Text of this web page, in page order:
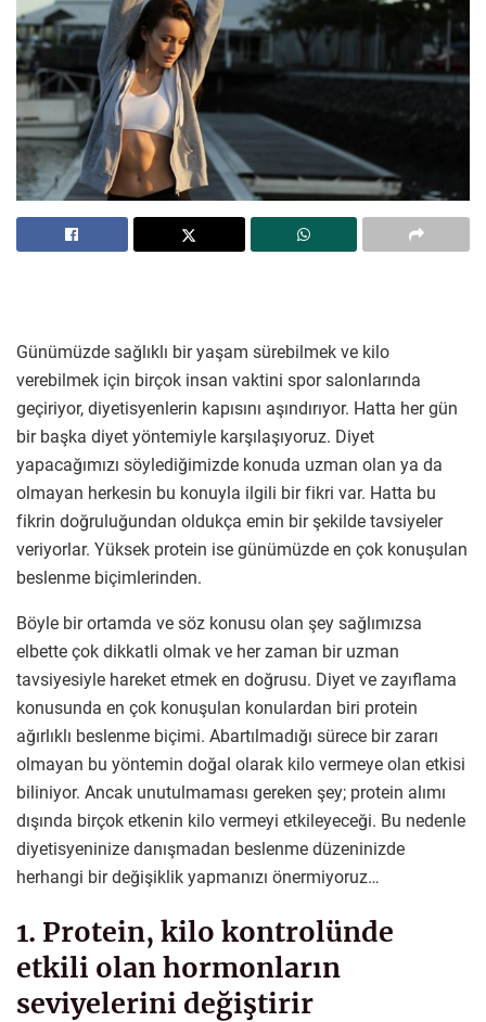
Günümüzde sağlıklı bir yaşam sürebilmek ve kilo
verebilmek için birçok insan vaktini spor salonlarında
geçiriyor, diyetisyenlerin kapısını aşındırıyor. Hatta her gün
bir başka diyet yöntemiyle karşılaşıyoruz. Diyet
yapacağımızı söylediğimizde konuda uzman olan ya da
olmayan herkesin bu konuyla ilgili bir fikri var. Hatta bu
fikrin doğruluğundan oldukça emin bir şekilde tavsiyeler
veriyorlar. Yüksek protein ise günümüzde en çok konuşulan
beslenme biçimlerinden.
Böyle bir ortamda ve söz konusu olan şey sağlımızsa
elbette çok dikkatli olmak ve her zaman bir uzman
tavsiyesiyle hareket etmek en doğrusu. Diyet ve zayıflama
konusunda en çok konuşulan konulardan biri protein
ağırlıklı beslenme biçimi. Abartılmadığı sürece bir zararı
olmayan bu yöntemin doğal olarak kilo vermeye olan etkisi
biliniyor. Ancak unutulmaması gereken şey; protein alımı
dışında birçok etkenin kilo vermeyi etkileyeceği. Bu nedenle
diyetisyeninize danışmadan beslenme düzeninizde
herhangi bir değişiklik yapmanızı önermiyoruz…
1. Protein, kilo kontrolünde
etkili olan hormonların
seviyelerini değiştirir